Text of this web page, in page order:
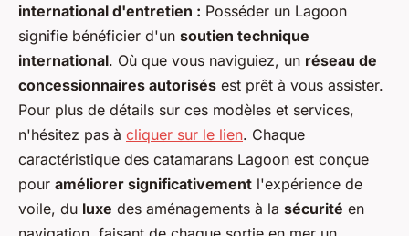
international d'entretien : Posséder un Lagoon
signifie bénéficier d'un soutien technique
international. Où que vous naviguiez, un réseau de
concessionnaires autorisés est prêt à vous assister.
Pour plus de détails sur ces modèles et services,
n'hésitez pas à cliquer sur le lien. Chaque
caractéristique des catamarans Lagoon est conçue
pour améliorer significativement l'expérience de
voile, du luxe des aménagements à la sécurité en